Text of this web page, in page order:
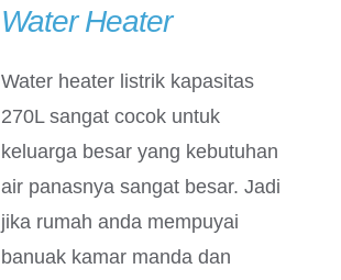
Water Heater
Water heater listrik kapasitas
270L sangat cocok untuk
keluarga besar yang kebutuhan
air panasnya sangat besar. Jadi
jika rumah anda mempuyai
banuak kamar manda dan